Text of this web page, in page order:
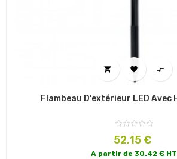
  
Flambeau D'extérieur LED Avec
Prix
52,15 €
A partir de 30.42 € HT